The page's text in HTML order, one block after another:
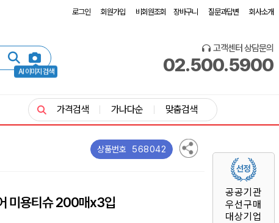
로그인 회원가입 비회원조회 장바구니 질문과답변 회사소개
AI 이미지 검색
고객센터 상담문의
02.500.5900
공공기관
우선구매
대상기업
가격검색 가나다순 맞춤검색
상품번호 568042
미용티슈 200매x3입